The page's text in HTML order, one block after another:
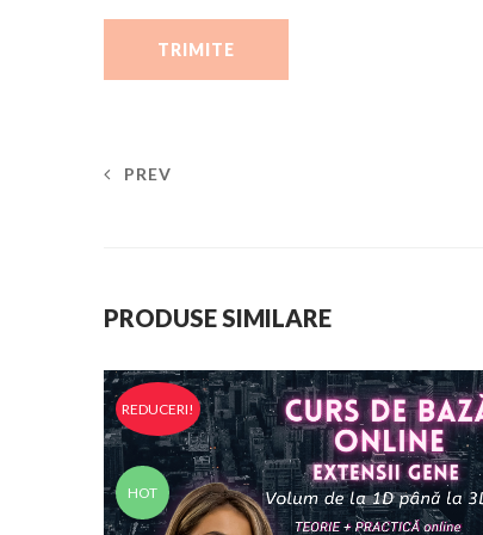
PREV
PRODUSE SIMILARE
REDUCERI!
HOT